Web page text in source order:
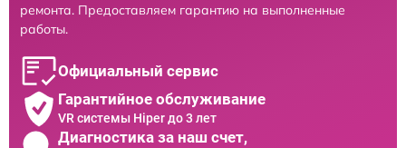
ремонта. Предоставляем гарантию на выполненные
работы.
Официальный сервис
Гарантийное обслуживание
VR системы Hiper до 3 лет
Диагностика за наш счет,